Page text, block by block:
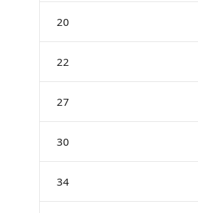
20
22
27
30
34